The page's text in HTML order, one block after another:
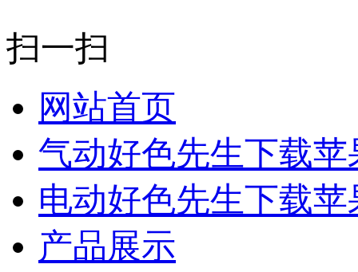
扫一扫
网站首页
气动好色先生下载
电动好色先生下载
产品展示